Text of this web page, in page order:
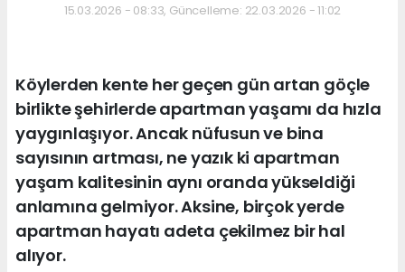
15.03.2026 - 08:33, Güncelleme: 22.03.2026 - 11:02
Köylerden kente her geçen gün artan göçle
birlikte şehirlerde apartman yaşamı da hızla
yaygınlaşıyor. Ancak nüfusun ve bina
sayısının artması, ne yazık ki apartman
yaşam kalitesinin aynı oranda yükseldiği
anlamına gelmiyor. Aksine, birçok yerde
apartman hayatı adeta çekilmez bir hal
alıyor.